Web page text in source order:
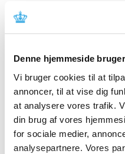
Denne hjemmeside
Vi bruger cookies til at
annoncer, til at vise dig
at analysere vores trafik.
din brug af vores
for sociale medier,
analysepartnere. Vores
Prasugrel "Krka" 10 mg;
|21. maj 2025|
"Krka" 10 mg
Efient 10 mg
|21. maj 2025|